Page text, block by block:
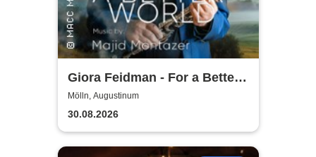
Giora Feidman - For a Better
World
Mölln, Augustinum
30.08.2026